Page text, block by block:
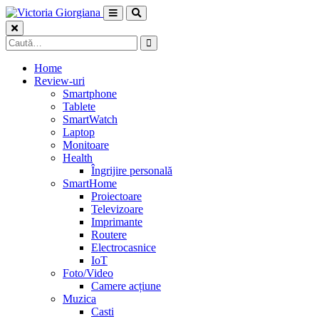
Skip
to
content
Caută
după:
Home
Review-uri
Smartphone
Tablete
SmartWatch
Laptop
Monitoare
Health
Îngrijire personală
SmartHome
Proiectoare
Televizoare
Imprimante
Routere
Electrocasnice
IoT
Foto/Video
Camere acțiune
Muzica
Casti